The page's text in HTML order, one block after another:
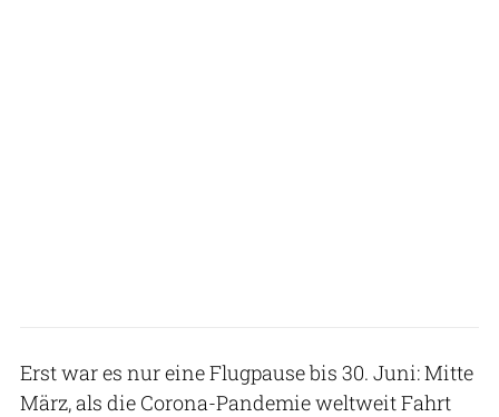
Erst war es nur eine Flugpause bis 30. Juni: Mitte
März, als die Corona-Pandemie weltweit Fahrt